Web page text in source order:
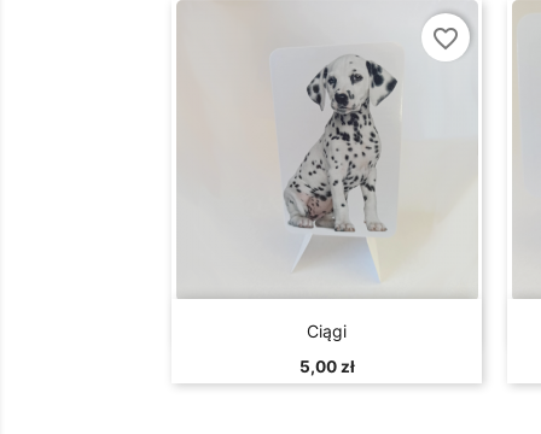
Szybki podgląd
Ciągi
5,00 zł
favorite_border